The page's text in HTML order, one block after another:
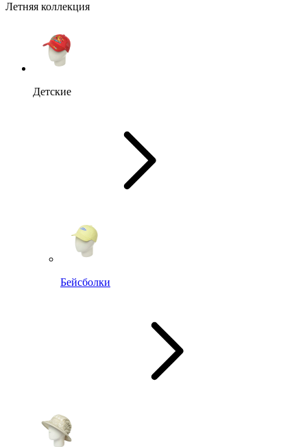
Летняя коллекция
Детские
Бейсболки